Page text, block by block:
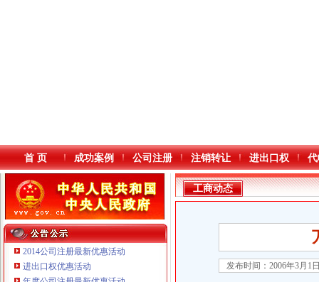
首 页 成功案例 公司注册 注销转让 进出口权
2014公司注册最新优惠活动
进出口权优惠活动
工商动态
发布时间：2006年3月1